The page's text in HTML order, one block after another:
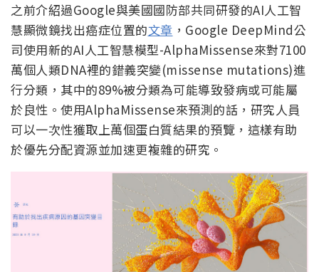
之前介紹過Google與美國國防部共同研發的AI人工智
慧顯微鏡找出癌症位置的文章 ，Google DeepMind公
司使用新的AI人工智慧模型-AlphaMissense來對7100
萬個人類DNA裡的錯義突變(missense mutations)進
行分類，其中的89%被分類為可能導致發病或可能屬
於良性。使用AlphaMissense來預測的話，研究人員
可以一次性獲取上萬個蛋白質結果的預覽，這樣有助
於優先分配資源並加速更複雜的研究。